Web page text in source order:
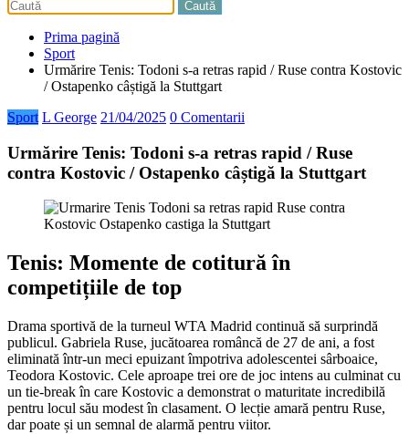
Prima pagină
Sport
Urmărire Tenis: Todoni s-a retras rapid / Ruse contra Kostovic
/ Ostapenko câștigă la Stuttgart
Sport L George 21/04/2025 0 Comentarii
Urmărire Tenis: Todoni s-a retras rapid / Ruse
contra Kostovic / Ostapenko câștigă la Stuttgart
Tenis: Momente de cotitură în
competițiile de top
Drama sportivă de la turneul WTA Madrid continuă să surprindă
publicul. Gabriela Ruse, jucătoarea româncă de 27 de ani, a fost
eliminată într-un meci epuizant împotriva adolescentei sârboaice,
Teodora Kostovic. Cele aproape trei ore de joc intens au culminat cu
un tie-break în care Kostovic a demonstrat o maturitate incredibilă
pentru locul său modest în clasament. O lecție amară pentru Ruse,
dar poate și un semnal de alarmă pentru viitor.